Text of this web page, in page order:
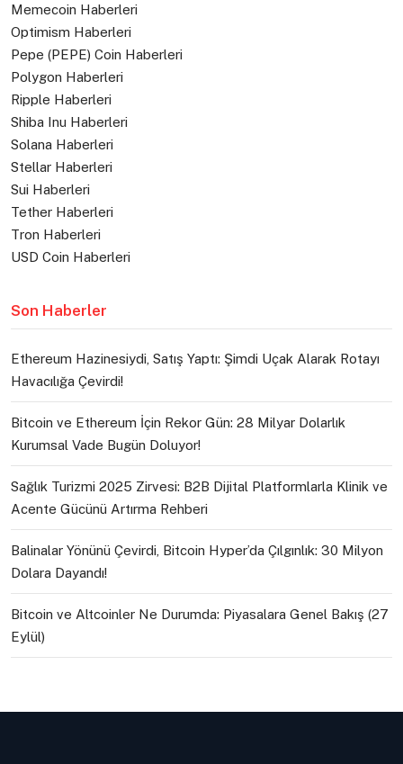
Memecoin Haberleri
Optimism Haberleri
Pepe (PEPE) Coin Haberleri
Polygon Haberleri
Ripple Haberleri
Shiba Inu Haberleri
Solana Haberleri
Stellar Haberleri
Sui Haberleri
Tether Haberleri
Tron Haberleri
USD Coin Haberleri
Son Haberler
Ethereum Hazinesiydi, Satış Yaptı: Şimdi Uçak Alarak Rotayı
Havacılığa Çevirdi!
Bitcoin ve Ethereum İçin Rekor Gün: 28 Milyar Dolarlık
Kurumsal Vade Bugün Doluyor!
Sağlık Turizmi 2025 Zirvesi: B2B Dijital Platformlarla Klinik ve
Acente Gücünü Artırma Rehberi
Balinalar Yönünü Çevirdi, Bitcoin Hyper’da Çılgınlık: 30 Milyon
Dolara Dayandı!
Bitcoin ve Altcoinler Ne Durumda: Piyasalara Genel Bakış (27
Eylül)